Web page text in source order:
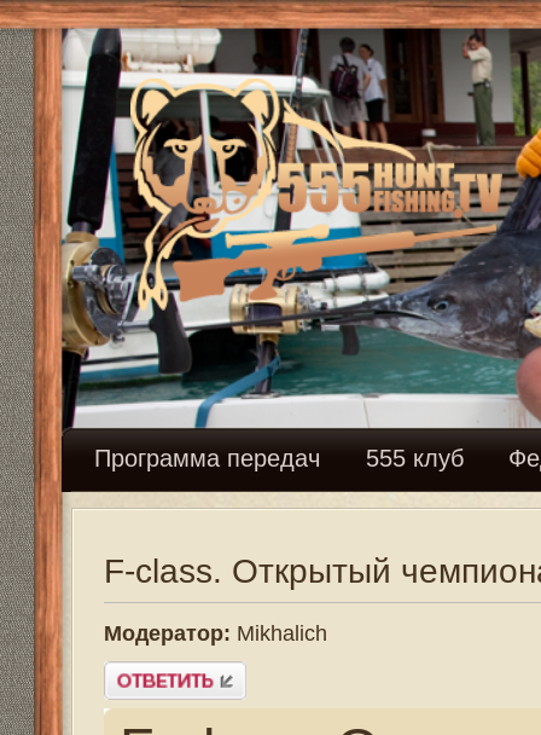
Программа передач 555 клуб Федерация
F-class. Открытый чемпионат
Модератор: Mikhalich
F-class. Открытый
19-21 июня 2020 г.
Leonidch